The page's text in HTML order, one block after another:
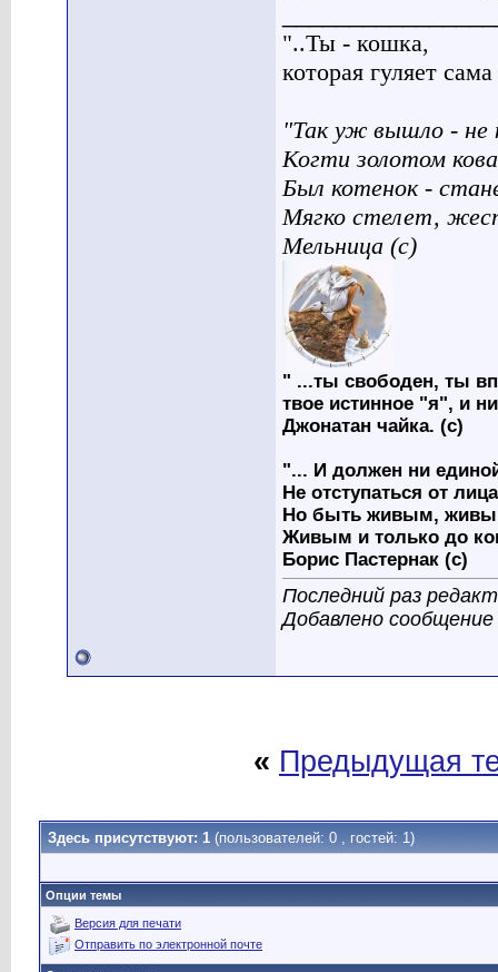
"..Ты - кошка,
которая гуляет
"Так уж вышло - не
Когти золотом
Был котенок -
Мягко стелет,
Мельница (с)
" ...ты свободен, ты
твое истинное "я", и
Джонатан чайка. (с)
"... И должен ни
Не отступаться от
Но быть живым,
Живым и только до
Борис Пастернак (с)
Последний раз
Добавлено сообщение
« Предыдущая
Здесь присутствуют: 1 (пользователей: 0 , гостей: 1)
Опции темы
Версия для печати
Отправить по электронной почте